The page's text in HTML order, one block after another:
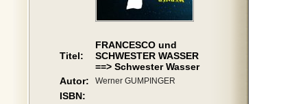
Titel:
FRANCESCO und
SCHWESTER WASSER
==> Schwester Wasser
Autor:
Werner GUMPINGER
ISBN: